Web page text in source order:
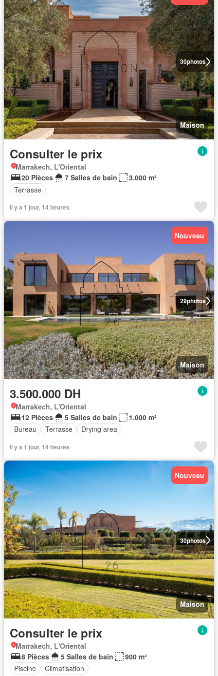
30photos
Maison
Consulter le prix
Marrakech, L'Oriental
20 Pièces
7 Salles de bain
3.000 m²
Terrasse
Il y a 1 jour, 14 heures
29photos
Nouveau
Maison
3.500.000 DH
Marrakech, L'Oriental
12 Pièces
5 Salles de bain
1.000 m²
Bureau
Terrasse Drying area
Il y a 1 jour, 14 heures
30photos
Nouveau
Maison
Consulter le prix
Marrakech, L'Oriental
8 Pièces
5 Salles de bain
900 m²
Piscine
Climatisation